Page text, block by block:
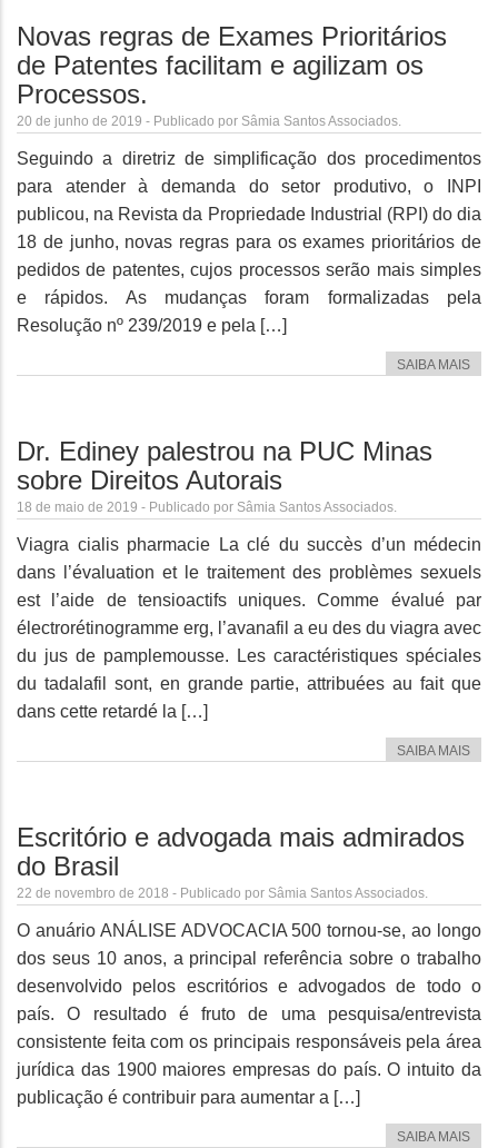
Novas regras de Exames Prioritários
de Patentes facilitam e agilizam os
Processos.
20 de junho de 2019 - Publicado por Sâmia Santos Associados.
Seguindo a diretriz de simplificação dos procedimentos
para atender à demanda do setor produtivo, o INPI
publicou, na Revista da Propriedade Industrial (RPI) do dia
18 de junho, novas regras para os exames prioritários de
pedidos de patentes, cujos processos serão mais simples
e rápidos. As mudanças foram formalizadas pela
Resolução nº 239/2019 e pela […]
SAIBA MAIS
Dr. Ediney palestrou na PUC Minas
sobre Direitos Autorais
18 de maio de 2019 - Publicado por Sâmia Santos Associados.
Viagra cialis pharmacie La clé du succès d’un médecin
dans l’évaluation et le traitement des problèmes sexuels
est l’aide de tensioactifs uniques. Comme évalué par
électrorétinogramme erg, l’avanafil a eu des du viagra avec
du jus de pamplemousse. Les caractéristiques spéciales
du tadalafil sont, en grande partie, attribuées au fait que
dans cette retardé la […]
SAIBA MAIS
Escritório e advogada mais admirados
do Brasil
22 de novembro de 2018 - Publicado por Sâmia Santos Associados.
O anuário ANÁLISE ADVOCACIA 500 tornou-se, ao longo
dos seus 10 anos, a principal referência sobre o trabalho
desenvolvido pelos escritórios e advogados de todo o
país. O resultado é fruto de uma pesquisa/entrevista
consistente feita com os principais responsáveis pela área
jurídica das 1900 maiores empresas do país. O intuito da
publicação é contribuir para aumentar a […]
SAIBA MAIS